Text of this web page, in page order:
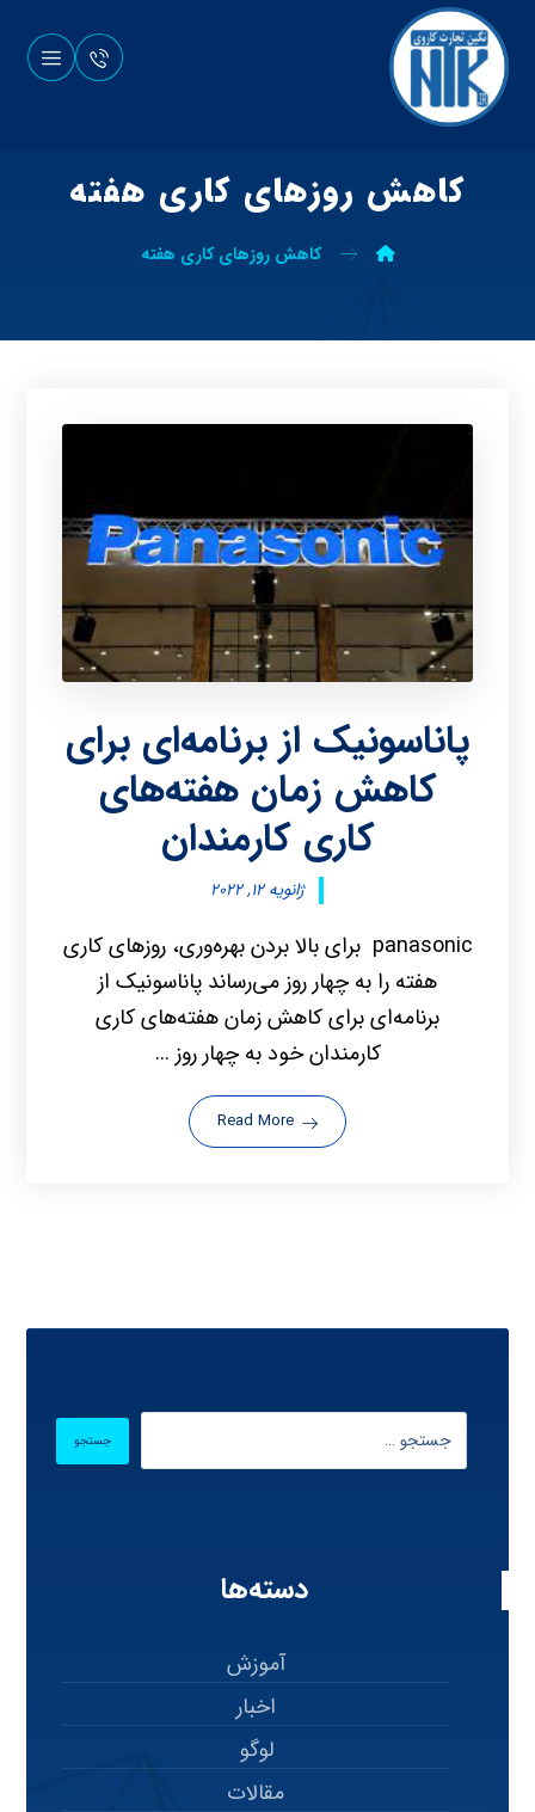
کاهش روزهای کاری هفته
کاهش روزهای کاری هفته
پاناسونیک از برنامه‌ای برای
کاهش زمان هفته‌های
کاری کارمندان
ژانویه ۱۲, ۲۰۲۲
panasonic برای بالا بردن بهره‌وری، روزهای کاری
هفته را به چهار روز می‌رساند پاناسونیک از
برنامه‌ای برای کاهش زمان هفته‌های کاری
کارمندان خود به چهار روز ...
Read More
دسته‌ها
آموزش
اخبار
لوگو
مقالات